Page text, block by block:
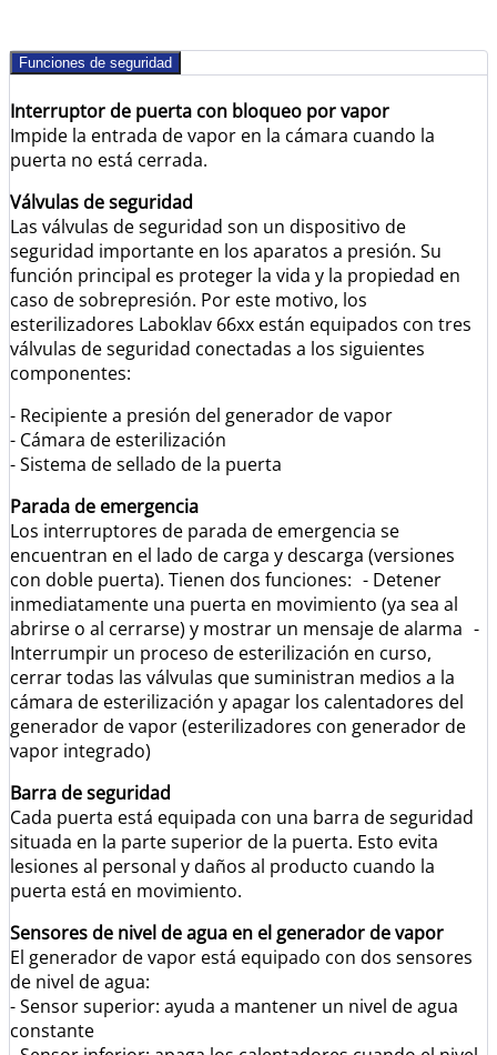
Funciones de seguridad
Interruptor de puerta con bloqueo por vapor
Impide la entrada de vapor en la cámara cuando la
puerta no está cerrada.
Válvulas de seguridad
Las válvulas de seguridad son un dispositivo de
seguridad importante en los aparatos a presión. Su
función principal es proteger la vida y la propiedad en
caso de sobrepresión. Por este motivo, los
esterilizadores Laboklav 66xx están equipados con tres
válvulas de seguridad conectadas a los siguientes
componentes:
- Recipiente a presión del generador de vapor
- Cámara de esterilización
- Sistema de sellado de la puerta
Parada de emergencia
Los interruptores de parada de emergencia se
encuentran en el lado de carga y descarga (versiones
con doble puerta). Tienen dos funciones: - Detener
inmediatamente una puerta en movimiento (ya sea al
abrirse o al cerrarse) y mostrar un mensaje de alarma -
Interrumpir un proceso de esterilización en curso,
cerrar todas las válvulas que suministran medios a la
cámara de esterilización y apagar los calentadores del
generador de vapor (esterilizadores con generador de
vapor integrado)
Barra de seguridad
Cada puerta está equipada con una barra de seguridad
situada en la parte superior de la puerta. Esto evita
lesiones al personal y daños al producto cuando la
puerta está en movimiento.
Sensores de nivel de agua en el generador de vapor
El generador de vapor está equipado con dos sensores
de nivel de agua:
- Sensor superior: ayuda a mantener un nivel de agua
constante